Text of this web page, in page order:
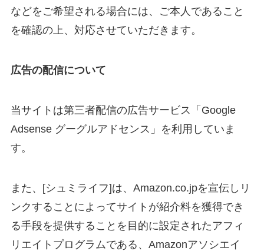
などをご希望される場合には、ご本人であること
を確認の上、対応させていただきます。
広告の配信について
当サイトは第三者配信の広告サービス「Google
Adsense グーグルアドセンス」を利用していま
す。
また、[シュミライフ]は、Amazon.co.jpを宣伝しリ
ンクすることによってサイトが紹介料を獲得でき
る手段を提供することを目的に設定されたアフィ
リエイトプログラムである、Amazonアソシエイ